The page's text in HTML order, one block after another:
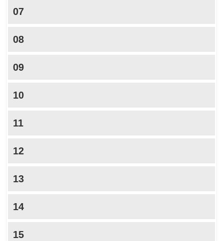
07
08
09
10
11
12
13
14
15